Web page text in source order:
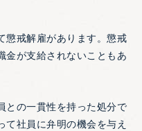
懲戒解雇があります。懲戒
金が支給されないこともあ
との一貫性を持った処分で
て社員に弁明の機会を与え